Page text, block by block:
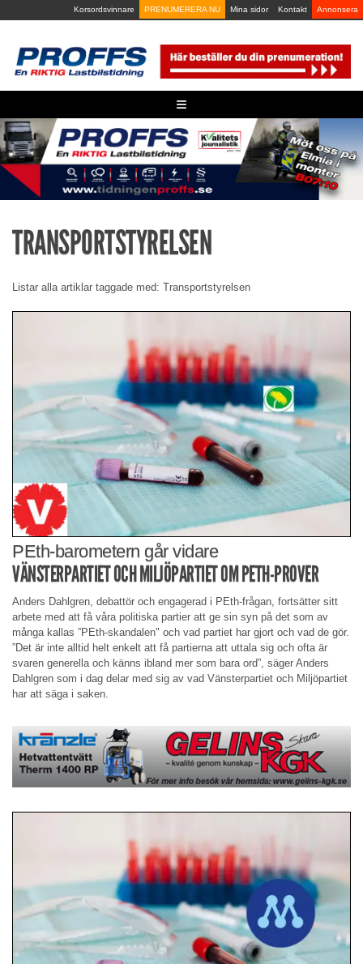
to
Korsordsvinnare PRENUMERERA NU Mina sidor Kontakt Annonsera
≡
TRANSPORTSTYRELSEN
Listar alla artiklar taggade med: Transportstyrelsen
PEth-barometern går vidare
VÄNSTERPARTIET OCH MILJÖPARTIET OM PETH-PROVER
Anders Dahlgren, debattör och engagerad i PEth-frågan, fortsätter sitt
arbete med att få våra politiska partier att ge sin syn på det som av
många kallas ”PEth-skandalen" och vad partiet har gjort och vad de gör.
”Det är inte alltid helt enkelt att få partierna att uttala sig och ofta är
svaren generella och känns ibland mer som bara ord”, säger Anders
Dahlgren som i dag delar med sig av vad Vänsterpartiet och Miljöpartiet
har att säga i saken.